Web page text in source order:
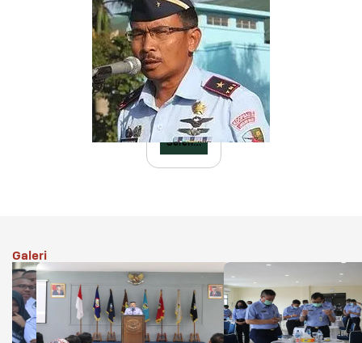
UNSURYA - Universitas Dirgantara Marsekal Suryadarma
Kota Administrasi Jakarta Timur, Indonesia
Pembelajaran Fleksibel
Rp 8 Juta Per Semester
Selengkapnya
Galeri